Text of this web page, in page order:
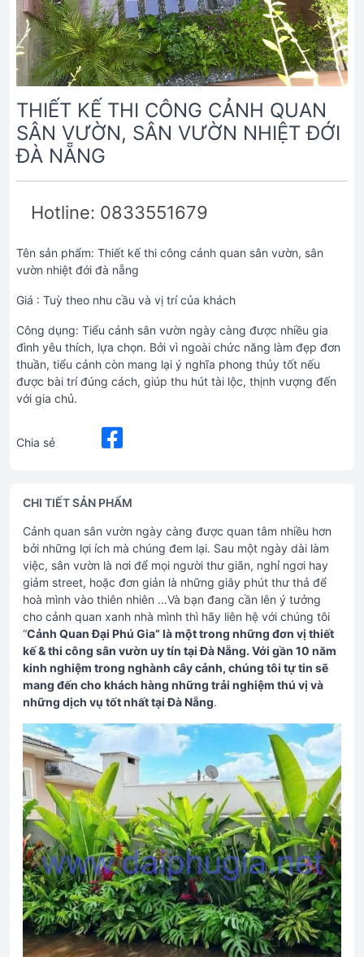
THIẾT KẾ THI CÔNG CẢNH QUAN
SÂN VƯỜN, SÂN VƯỜN NHIỆT ĐỚI
ĐÀ NẴNG
Hotline: 0833551679
Tên sản phẩm: Thiết kế thi công cảnh quan sân vườn, sân
vườn nhiệt đới đà nẵng
Giá : Tuỳ theo nhu cầu và vị trí của khách
Công dụng: Tiểu cảnh sân vườn ngày càng được nhiều gia
đình yêu thích, lựa chọn. Bởi vì ngoài chức năng làm đẹp đơn
thuần, tiểu cảnh còn mang lại ý nghĩa phong thủy tốt nếu
được bài trí đúng cách, giúp thu hút tài lộc, thịnh vượng đến
với gia chủ.
Chia sẻ
CHI TIẾT SẢN PHẨM
Cảnh quan sân vườn ngày càng được quan tâm nhiều hơn
bởi những lợi ích mà chúng đem lại. Sau một ngày dài làm
việc, sân vườn là nơi để mọi người thư giãn, nghỉ ngơi hay
giảm street, hoặc đơn giản là những giây phút thư thả để
hoà mình vào thiên nhiên …Và bạn đang cần lên ý tưởng
cho cảnh quan xanh nhà mình thì hãy liên hệ với chúng tôi
“Cảnh Quan Đại Phú Gia” là một trong những đơn vị thiết
kế & thi công sân vườn uy tín tại Đà Nẵng. Với gần 10 năm
kinh nghiệm trong nghành cây cảnh, chúng tôi tự tin sẽ
mang đến cho khách hàng những trải nghiệm thú vị và
những dịch vụ tốt nhất tại Đà Nẵng.